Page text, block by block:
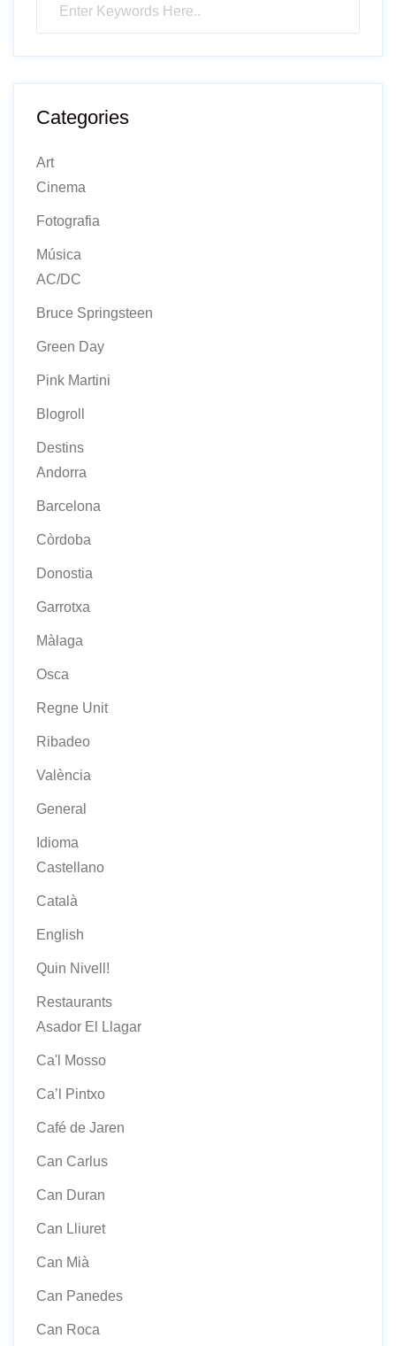
Categories
Art
Cinema
Fotografia
Música
AC/DC
Bruce Springsteen
Green Day
Pink Martini
Blogroll
Destins
Andorra
Barcelona
Còrdoba
Donostia
Garrotxa
Màlaga
Osca
Regne Unit
Ribadeo
València
General
Idioma
Castellano
Català
English
Quin Nivell!
Restaurants
Asador El Llagar
Ca'l Mosso
Ca’l Pintxo
Café de Jaren
Can Carlus
Can Duran
Can Lliuret
Can Mià
Can Panedes
Can Roca